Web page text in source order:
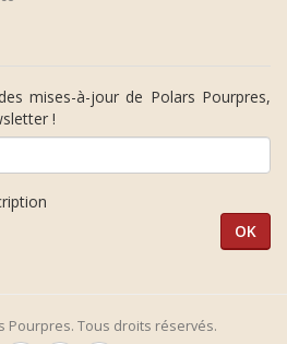
mises-à-jour de Polars Pourpres,
!
Pourpres. Tous droits réservés.